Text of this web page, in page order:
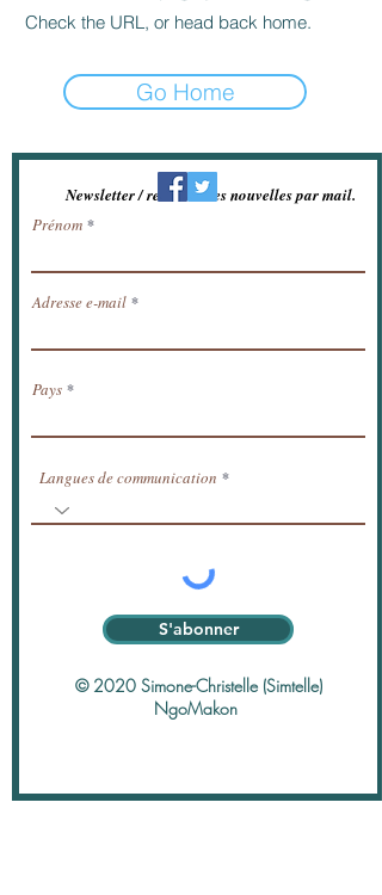
Check the URL, or head back home.
Go Home
Newsletter / recevoir les nouvelles par mail.
Prénom
Adresse e-mail
Pays
Langues de communication
S'abonner
© 2020 Simone-Christelle (Simtelle)
NgoMakon